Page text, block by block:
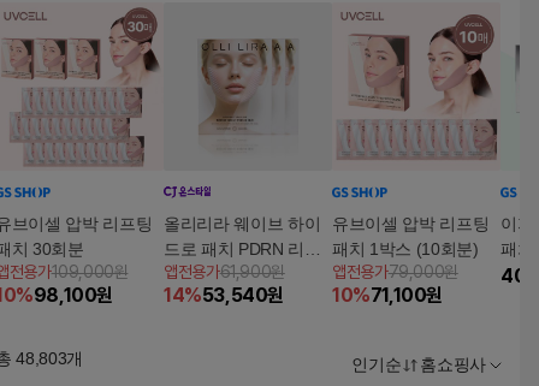
브이셀 압박 리프팅
치 30회분
전용가109,000원
%98,100원
올리리라 웨이브 하이
드로 패치 PDRN 리프
팅 브이케어 탄력 시너
지 패치 3BOX (9매입)
앱전용가61,900원
14%53,540원
유브이셀 압박 리프팅
패치 1박스 (10회분)
앱전용가79,000원
10%71,100원
이지
패치
48,803개 인기순 홈쇼핑사